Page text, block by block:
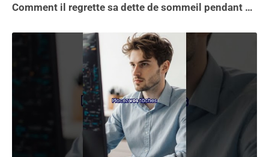
Comment il regrette sa dette de sommeil pendant 30 ans.